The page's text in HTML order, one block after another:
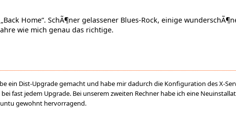
Home“. SchÃ¶ner gelassener Blues-Rock, einige
wie mich genau das richtige.
ein Dist-Upgrade gemacht und habe mir dadurch die Konfiguration des X-
fast jedem Upgrade. Bei unserem zweiten Rechner habe ich eine
gewohnt hervorragend.